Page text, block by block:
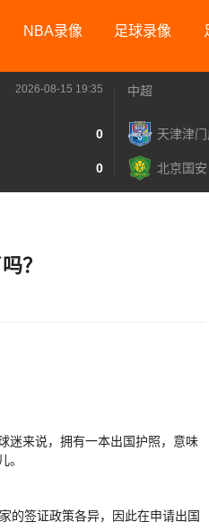
NBA录像 足球录像
2026-08-15 19:35
0
0
中超
天津津门
北京国安
？
迷来说，拥有一本出国护照，意味
。
的签证政策各异，因此在申请出国